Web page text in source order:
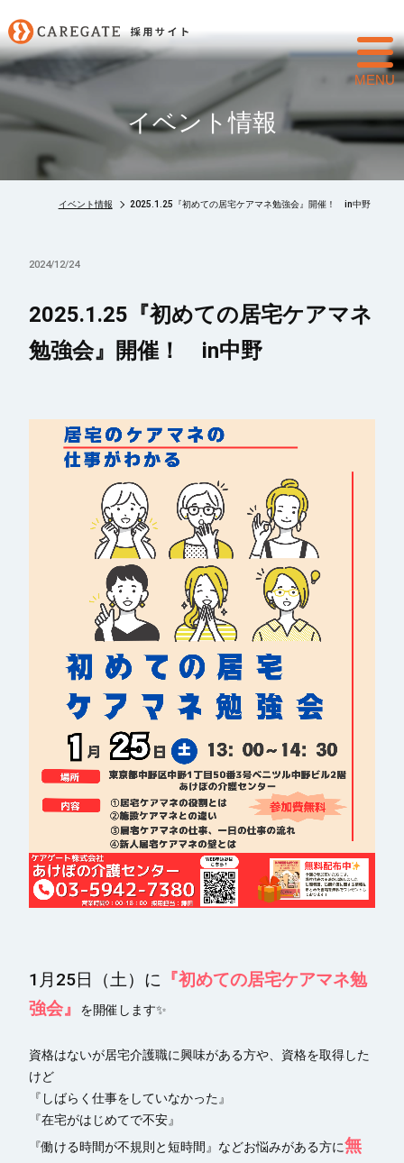
イベント情報
イベント情報 2025.1.25『初めての居宅ケアマネ勉強会』開催！ in中野
2024/12/24
2025.1.25『初めての居宅ケアマネ
勉強会』開催！ in中野
1月25日（土）に 『初めての居宅ケアマネ勉
強会』
を開催します✨
資格はないが居宅介護職に興味がある方や、資格を取得した
けど
『しばらく仕事をしていなかった』
『在宅がはじめてで不安』
『働ける時間が不規則と短時間』などお悩みがある方に無